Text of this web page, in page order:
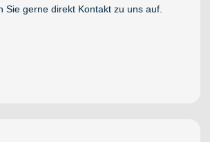
Sie gerne direkt Kontakt zu uns auf.